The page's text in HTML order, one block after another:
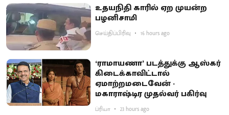
உதயநிதி காரில் ஏற முயன்ற
பழனிசாமி
செய்திப்பிரிவு 16 hours ago
‘ராமாயணா’ படத்துக்கு ஆஸ்கர்
கிடைக்காவிட்டால்
ஏமாற்றமடைவேன் -
மகாராஷ்டிர முதல்வர் பகிர்வு
ப்ரியா 23 hours ago